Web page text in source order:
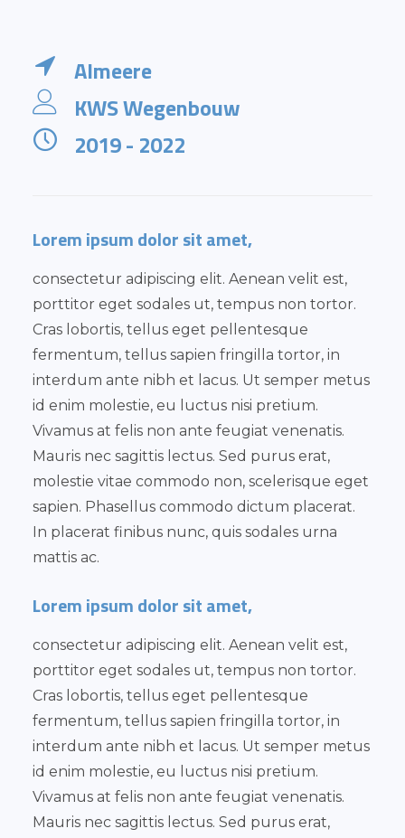
Almeere
KWS Wegenbouw
2019 - 2022
Lorem ipsum dolor sit amet,
consectetur adipiscing elit. Aenean velit est,
porttitor eget sodales ut, tempus non tortor.
Cras lobortis, tellus eget pellentesque
fermentum, tellus sapien fringilla tortor, in
interdum ante nibh et lacus. Ut semper metus
id enim molestie, eu luctus nisi pretium.
Vivamus at felis non ante feugiat venenatis.
Mauris nec sagittis lectus. Sed purus erat,
molestie vitae commodo non, scelerisque eget
sapien. Phasellus commodo dictum placerat.
In placerat finibus nunc, quis sodales urna
mattis ac.
Lorem ipsum dolor sit amet,
consectetur adipiscing elit. Aenean velit est,
porttitor eget sodales ut, tempus non tortor.
Cras lobortis, tellus eget pellentesque
fermentum, tellus sapien fringilla tortor, in
interdum ante nibh et lacus. Ut semper metus
id enim molestie, eu luctus nisi pretium.
Vivamus at felis non ante feugiat venenatis.
Mauris nec sagittis lectus. Sed purus erat,